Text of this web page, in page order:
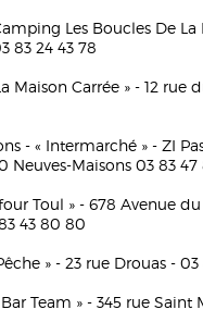
Les Boucles De La
83 24 43 78
Maison Carrée » - 12 rue
- « Intermarché » - ZI
Neuves-Maisons 03 83
Toul » - 678 Avenue
43 80 80
» - 23 rue Drouas - 03
Team » - 345 rue Saint